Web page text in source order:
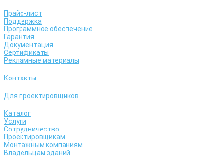
Прайс-лист
Поддержка
Программное обеспечение
Гарантия
Документация
Сертификаты
Рекламные материалы
Контакты
Для проектировщиков
Каталог
Услуги
Сотрудничество
Проектировщикам
Монтажным компаниям
Владельцам зданий